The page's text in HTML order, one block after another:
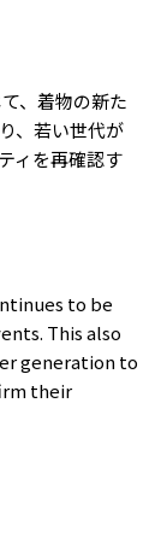
、着物の新た
、若い世代が
ィを再確認す
to be
This also
generation to
their